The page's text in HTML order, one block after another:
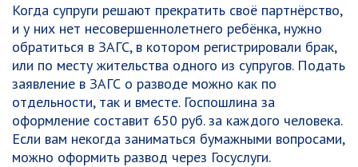
Когда супруги решают прекратить своё партнёрство,
и у них нет несовершеннолетнего ребёнка, нужно
обратиться в ЗАГС, в котором регистрировали брак,
или по месту жительства одного из супругов. Подать
заявление в ЗАГС о разводе можно как по
отдельности, так и вместе. Госпошлина за
оформление составит 650 руб. за каждого человека.
Если вам некогда заниматься бумажными вопросами,
можно оформить развод через Госуслуги.